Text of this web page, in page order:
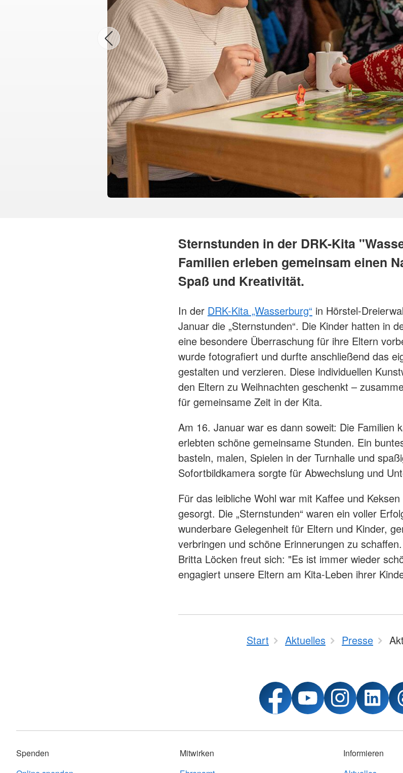
Sternstunden in der DRK-Kita
Familien erleben gemeinsam einen
Spaß und Kreativität.
In der DRK-Kita „Wasserburg“ in Hörstel-
Januar die „Sternstunden“. Die Kinder hatten in
eine besondere Überraschung für ihre Eltern
wurde fotografiert und durfte anschließend das
gestalten und verzieren. Diese individuellen
den Eltern zu Weihnachten geschenkt –
für gemeinsame Zeit in der Kita.
Am 16. Januar war es dann soweit: Die Familien
erlebten schöne gemeinsame Stunden. Ein
basteln, malen, Spielen in der Turnhalle und
Sofortbildkamera sorgte für Abwechslung und
Für das leibliche Wohl war mit Kaffee und
gesorgt. Die „Sternstunden“ waren ein voller
wunderbare Gelegenheit für Eltern und Kinder,
verbringen und schöne Erinnerungen zu
Britta Löcken freut sich: "Es ist immer wieder
engagiert unsere Eltern am Kita-Leben ihrer
Start Aktuelles Presse
Spenden
Mitwirken
Informieren